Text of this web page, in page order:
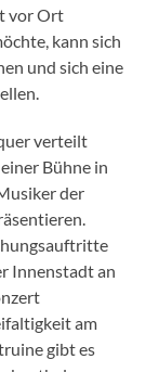
vor Ort
kann sich
und sich eine
verteilt
Bühne in
der
Innenstadt an
am
gibt es